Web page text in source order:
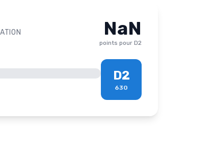
NaN
points pour D2
D2
630